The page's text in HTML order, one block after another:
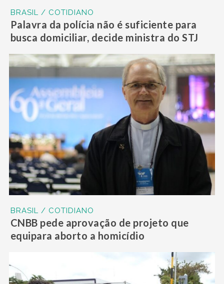
BRASIL / COTIDIANO
Palavra da polícia não é suficiente para
busca domiciliar, decide ministra do STJ
BRASIL / COTIDIANO
CNBB pede aprovação de projeto que
equipara aborto a homicídio